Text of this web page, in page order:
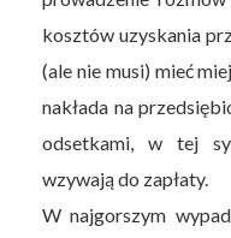
kosztów uzyskania
(ale nie musi) mieć
nakłada na
odsetkami, w tej
wzywają do zapłaty.
W najgorszym